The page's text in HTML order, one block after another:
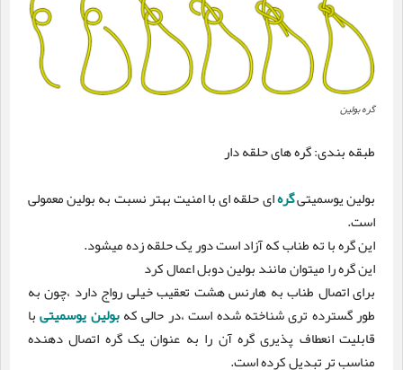
گره بولین
طبقه بندی: گره های حلقه دار
بولین یوسمیتیگرهای حلقه ای با امنیت بهتر نسبت به بولین معمولی
است.
این گره با ته طناب که آزاد است دور یک حلقه زده میشود.
این گره را میتوان مانند بولین دوبل اعمال کرد
برای اتصال طناب به هارنس هشت تعقیب خیلی رواج دارد ،چون به
طور گسترده تری شناخته شده است ،در حالی کهبولینیوسمیتیبا
قابلیت انعطاف پذیری گره آن را به عنوان یک گره اتصال دهنده
مناسب تر تبدیل کرده است.